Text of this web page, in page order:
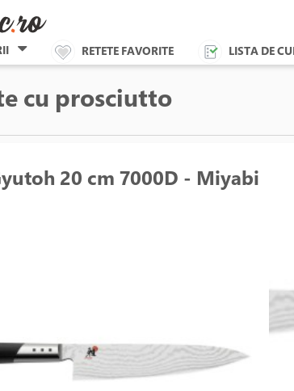
RETETE FAVORITE LISTA DE
cu prosciutto
20 cm 7000D - Miyabi